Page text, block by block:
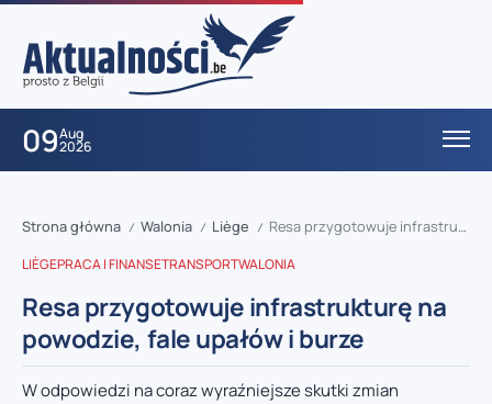
09Aug
2026
Strona główna / Walonia / Liège / Resa przygotowuje infrastrukturę na powodzie, fale upałów i burze
LIÈGEPRACA I FINANSETRANSPORTWALONIA
Resa przygotowuje infrastrukturę na
powodzie, fale upałów i burze
W odpowiedzi na coraz wyraźniejsze skutki zmian